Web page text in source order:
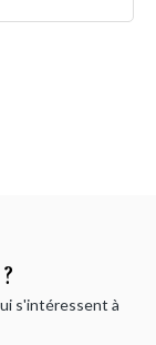
s'intéressent à